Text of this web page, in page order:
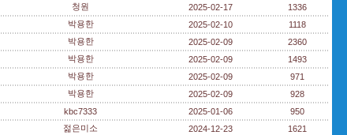
청원 2025-02-17
1336
박용한 2025-02-10
1118
박용한 2025-02-09
2360
박용한 2025-02-09
1493
박용한 2025-02-09
971
박용한 2025-02-09
928
kbc7333 2025-01-06
950
젊은미소 2024-12-23
1621